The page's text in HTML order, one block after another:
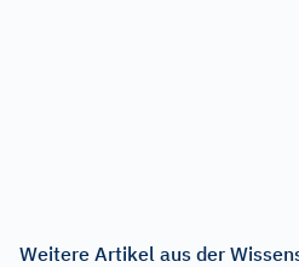
Weitere Artikel aus der